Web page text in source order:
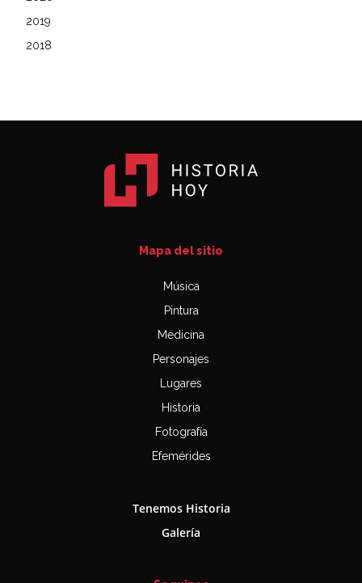
2019
2018
Mapa del sitio
Música
Pintura
Medicina
Personajes
Lugares
Historia
Fotografía
Efemérides
Tenemos Historia
Galería